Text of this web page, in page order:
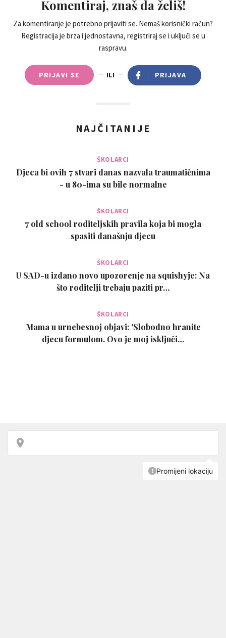
Komentiraj, znaš da želiš!
Za komentiranje je potrebno prijaviti se. Nemaš korisnički račun?
Registracija je brza i jednostavna, registriraj se i uključi se u
raspravu.
PRIJAVI SE ILI PRIJAVA
NAJČITANIJE
ŠKOLARCI
Djeca bi ovih 7 stvari danas nazvala traumatičnima
- u 80-ima su bile normalne
ŠKOLARCI
7 old school roditeljskih pravila koja bi mogla
spasiti današnju djecu
ŠKOLARCI
U SAD-u izdano novo upozorenje na squishyje: Na
što roditelji trebaju paziti pr…
ŠKOLARCI
Mama u urnebesnoj objavi: 'Slobodno hranite
djecu formulom. Ovo je moj isključi…